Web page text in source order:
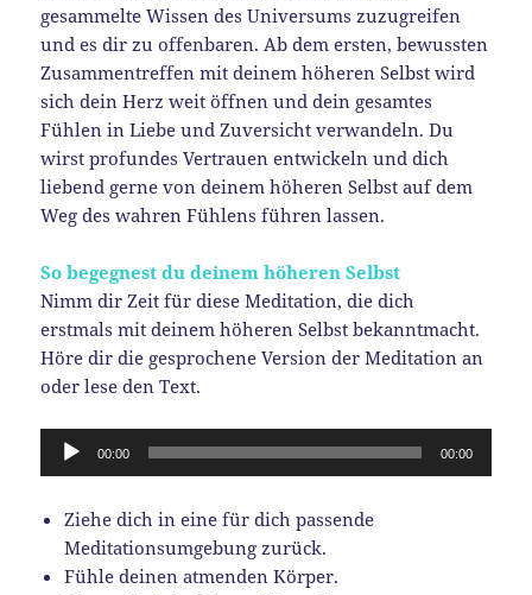
gesammelte Wissen des Universums zuzugreifen
und es dir zu offenbaren. Ab dem ersten, bewussten
Zusammentreffen mit deinem höheren Selbst wird
sich dein Herz weit öffnen und dein gesamtes
Fühlen in Liebe und Zuversicht verwandeln. Du
wirst profundes Vertrauen entwickeln und dich
liebend gerne von deinem höheren Selbst auf dem
Weg des wahren Fühlens führen lassen.
So begegnest du deinem höheren Selbst
Nimm dir Zeit für diese Meditation, die dich
erstmals mit deinem höheren Selbst bekanntmacht.
Höre dir die gesprochene Version der Meditation an
oder lese den Text.
Audio-
00:00 00:00
Ziehe dich in eine für dich passende
Meditationsumgebung zurück.
Fühle deinen atmenden Körper.